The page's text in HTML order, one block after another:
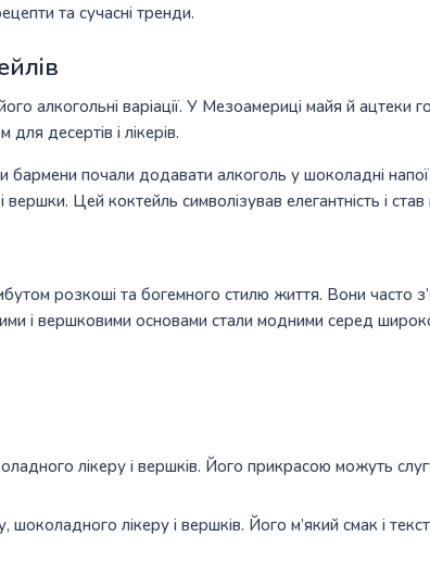
та сучасні тренди.
алкогольні варіації. У Мезоамериці майя й ацтеки
десертів і лікерів.
бармени почали додавати алкоголь у шоколадні
Цей коктейль символізував елегантність і
розкоші та богемного стилю життя. Вони часто
і вершковими основами стали модними серед
лікеру і вершків. Його прикрасою можуть
шоколадного лікеру і вершків. Його м’який смак і